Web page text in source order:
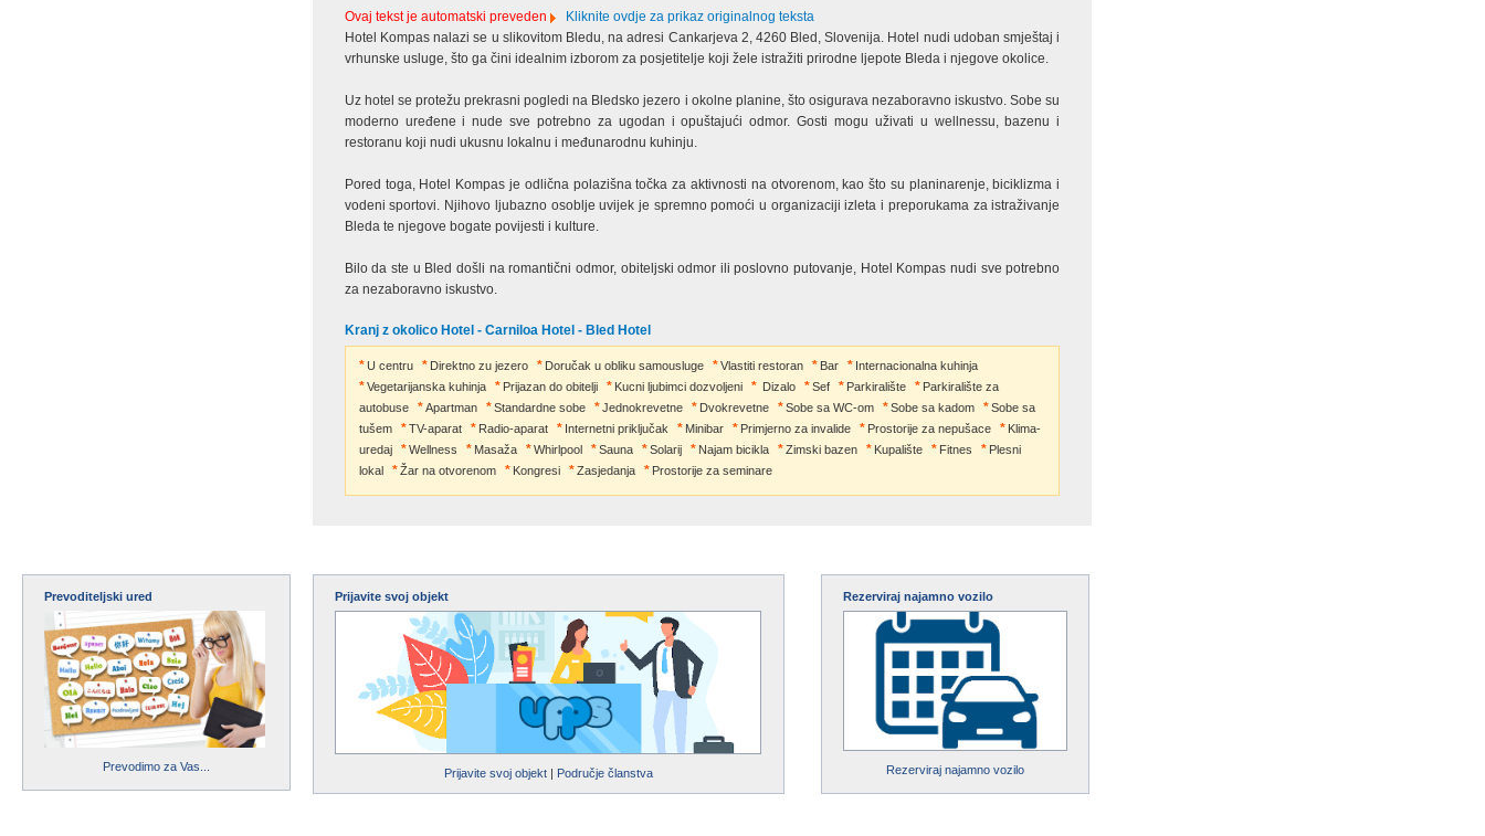
Ovaj tekst je automatski preveden
Kliknite ovdje za prikaz originalnog teksta
Hotel Kompas nalazi se u slikovitom Bledu, na adresi Cankarjeva 2, 4260 Bled, Slovenija. Hotel nudi udoban smještaj i
vrhunske usluge, što ga čini idealnim izborom za posjetitelje koji žele istražiti prirodne ljepote Bleda i njegove okolice.
Uz hotel se protežu prekrasni pogledi na Bledsko jezero i okolne planine, što osigurava nezaboravno iskustvo. Sobe su
moderno uređene i nude sve potrebno za ugodan i opuštajući odmor. Gosti mogu uživati u wellnessu, bazenu i
restoranu koji nudi ukusnu lokalnu i međunarodnu kuhinju.
Pored toga, Hotel Kompas je odlična polazišna točka za aktivnosti na otvorenom, kao što su planinarenje, biciklizma i
vodeni sportovi. Njihovo ljubazno osoblje uvijek je spremno pomoći u organizaciji izleta i preporukama za istraživanje
Bleda te njegove bogate povijesti i kulture.
Bilo da ste u Bled došli na romantični odmor, obiteljski odmor ili poslovno putovanje, Hotel Kompas nudi sve potrebno
za nezaboravno iskustvo.
Kranj z okolico Hotel - Carniloa Hotel - Bled Hotel
U centru Direktno zu jezero Doručak u obliku samousluge Vlastiti restoran Bar
Internacionalna kuhinja
Vegetarijanska kuhinja
Prijazan do obitelji Kucni ljubimci dozvoljeni Dizalo Sef Parkiralište
Parkiralište za
autobuse
Apartman Standardne sobe Jednokrevetne Dvokrevetne Sobe sa WC-om Sobe sa kadom
Sobe sa
tušem
TV-aparat Radio-aparat Internetni priključak Minibar Primjerno za invalide Prostorije za nepušace
Klima-
uredaj
Wellness Masaža Whirlpool Sauna Solarij Najam bicikla Zimski bazen Kupalište Fitnes
Plesni
lokal
Žar na otvorenom Kongresi Zasjedanja Prostorije za seminare
Prevoditeljski ured
Prevodimo za Vas...
Prijavite svoj objekt
Prijavite svoj objekt| Područje članstva
Rezerviraj najamno vozilo
Rezerviraj najamno vozilo